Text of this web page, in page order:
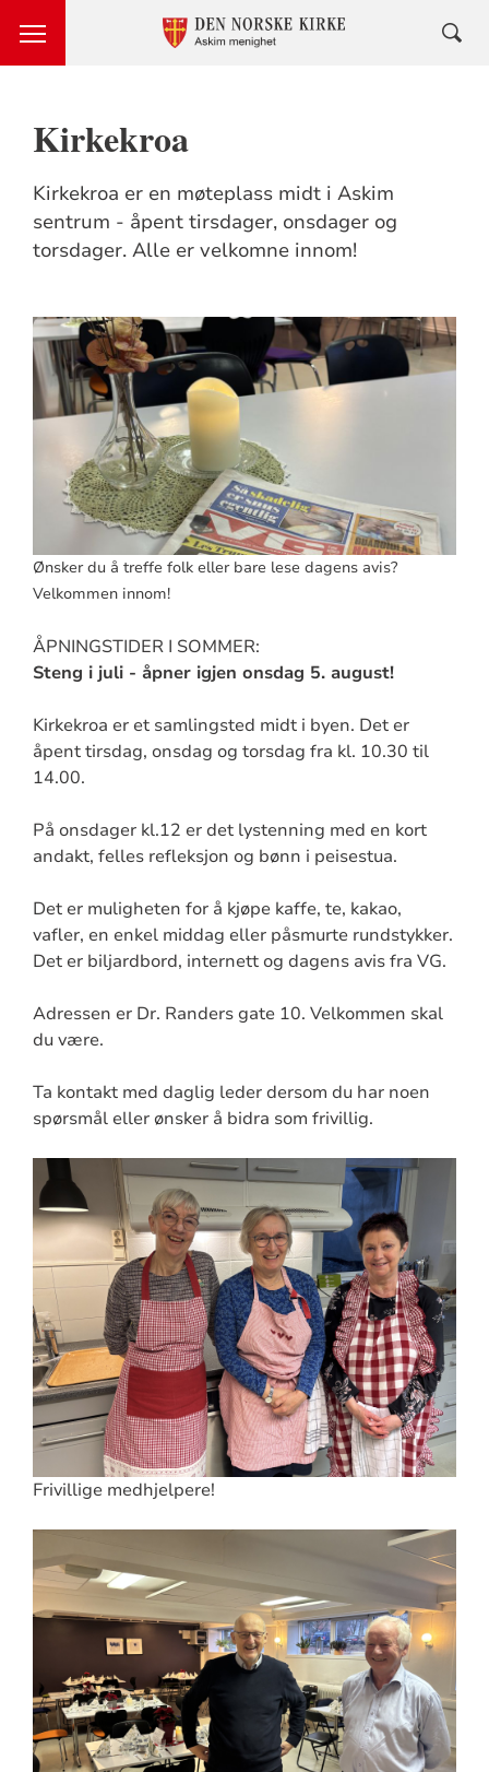
Kirkekroa
Kirkekroa er en møteplass midt i Askim
sentrum - åpent tirsdager, onsdager og
torsdager. Alle er velkomne innom!
Ønsker du å treffe folk eller bare lese dagens avis?
Velkommen innom!
ÅPNINGSTIDER I SOMMER:
Steng i juli - åpner igjen onsdag 5. august!
Kirkekroa er et samlingsted midt i byen. Det er
åpent tirsdag, onsdag og torsdag fra kl. 10.30 til
14.00.
På onsdager kl.12 er det lystenning med en kort
andakt, felles refleksjon og bønn i peisestua.
Det er muligheten for å kjøpe kaffe, te, kakao,
vafler, en enkel middag eller påsmurte rundstykker.
Det er biljardbord, internett og dagens avis fra VG.
Adressen er Dr. Randers gate 10. Velkommen skal
du være.
Ta kontakt med daglig leder dersom du har noen
spørsmål eller ønsker å bidra som frivillig.
Frivillige medhjelpere!